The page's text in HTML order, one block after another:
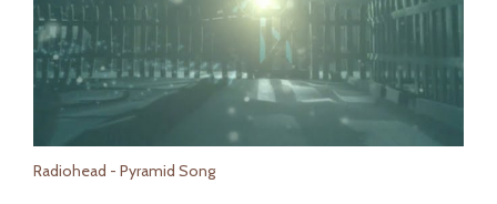
Radiohead - Pyramid Song